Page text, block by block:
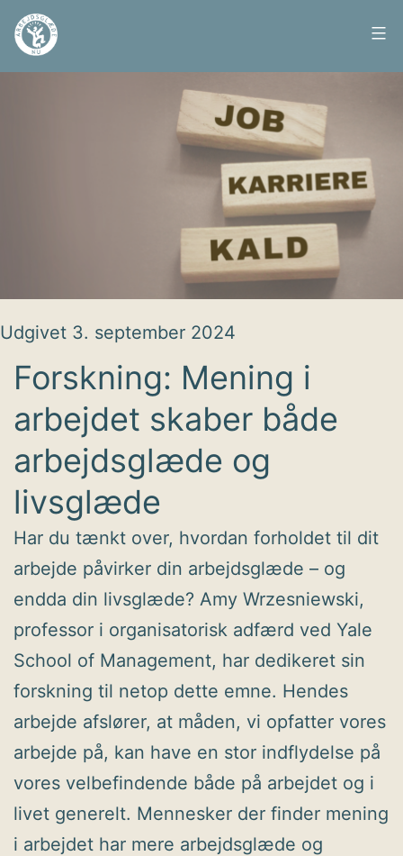
Fortsæt
Arbejdsglæde
Udgivet 3. september 2024
Forskning: Mening i
arbejdet skaber både
arbejdsglæde og
livsglæde
Har du tænkt over, hvordan forholdet til dit
arbejde påvirker din arbejdsglæde – og
endda din livsglæde? Amy Wrzesniewski,
professor i organisatorisk adfærd ved Yale
School of Management, har dedikeret sin
forskning til netop dette emne. Hendes
arbejde afslører, at måden, vi opfatter vores
arbejde på, kan have en stor indflydelse på
vores velbefindende både på arbejdet og i
livet generelt. Mennesker der finder mening
i arbejdet har mere arbejdsglæde og